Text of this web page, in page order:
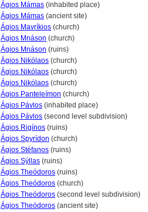
Ágios Mámas (inhabited place)
Ágios Mámas (ancient site)
Ágios Mavríkios (church)
Ágios Mnáson (church)
Ágios Mnáson (ruins)
Ágios Nikólaos (church)
Ágios Nikólaos (church)
Ágios Nikólaos (church)
Ágios Panteleímon (church)
Ágios Pávlos (inhabited place)
Ágios Pávlos (second level subdivision)
Ágios Rigínos (ruins)
Ágios Spyrídon (church)
Ágios Stéfanos (ruins)
Ágios Sýllas (ruins)
Ágios Theódoros (ruins)
Ágios Theódoros (church)
Ágios Theódoros (second level subdivision)
Ágios Theódoros (ancient site)